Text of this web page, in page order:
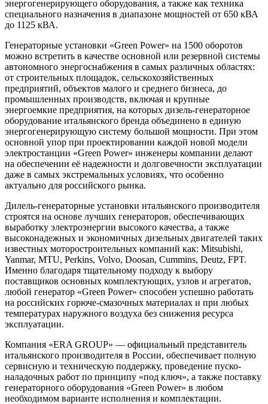
энергогенерирующего оборудования, а также как техника
специального назначения в диапазоне мощностей от 650 кВА
до 1125 кВА.
Генераторные установки «Green Power» на 1500 оборотов
можно встретить в качестве основной или резервной системы
автономного энергоснабжения в самых различных областях:
от строительных площадок, сельскохозяйственных
предприятий, объектов малого и среднего бизнеса, до
промышленных производств, включая и крупные
энергоемкие предприятия, на которых дизель-генераторное
оборудование итальянского бренда объединено в единую
энергогенерирующую систему большой мощности. При этом
основной упор при проектировании каждой новой модели
электростанции «Green Power» инженеры компании делают
на обеспечении её надежности и долговечности эксплуатации
даже в самых экстремальных условиях, что особенно
актуально для российского рынка.
Дилель-генераторные установки итальянского производителя
строятся на основе лучших генераторов, обеспечивающих
выработку электроэнергии высокого качества, а также
высоконадежных и экономичных дизельных двигателей таких
известных моторостроительных компаний как: Mitsubishi,
Yanmar, MTU, Perkins, Volvo, Doosan, Cummins, Deutz, FPT.
Именно благодаря тщательному подходу к выбору
поставщиков основных комплектующих, узлов и агрегатов,
любой генератор «Green Power» способен успешно работать
на российских горюче-смазочных материалах и при любых
температурах наружного воздуха без снижения ресурса
эксплуатации.
Компания «ERA GROUP» — официальный представитель
итальянского производителя в России, обеспечивает полную
сервисную и техническую поддержку, проведение пуско-
наладочных работ по принципу «под ключ», а также поставку
генераторного оборудования «Green Power» в любом
необходимом варианте исполнения и комплектации.